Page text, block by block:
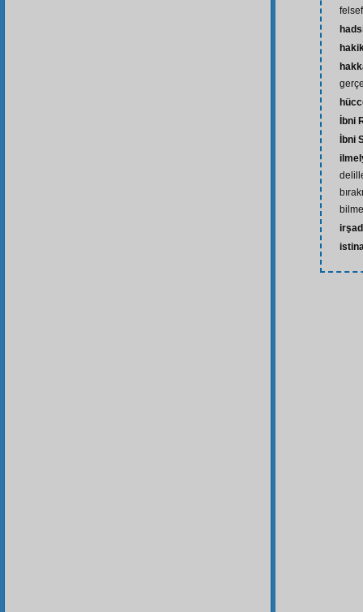
İbni
İbni
bilme
irşad